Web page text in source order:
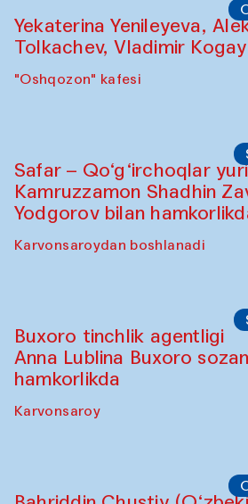
Yekaterina Yenileyeva,
Tolkachev, Vladimir
"Oshqozon" kafesi
Safar – Qo‘g‘irchoqlar
Kamruzzamon Shadhin
Yodgorov bilan
Karvonsaroydan boshlanadi
Buxoro tinchlik agentligi
Anna Lublina Buxoro
hamkorlikda
Karvonsaroy